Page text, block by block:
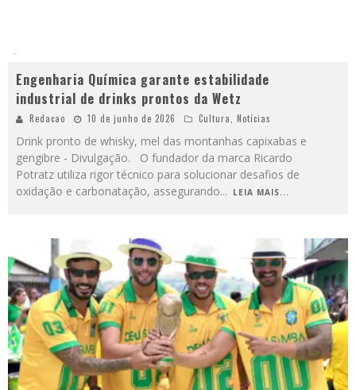
Engenharia Química garante estabilidade
industrial de drinks prontos da Wetz
Redacao 10 de junho de 2026 Cultura Notícias
Drink pronto de whisky, mel das montanhas capixabas e
gengibre - Divulgação. O fundador da marca Ricardo
Potratz utiliza rigor técnico para solucionar desafios de
oxidação e carbonatação, assegurando... LEIA MAIS...